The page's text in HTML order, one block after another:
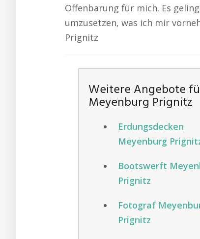
Offenbarung für mich. Es
umzusetzen, was ich mir
Prignitz
Weitere Angebote
Meyenburg Prignitz
Erdungsdecken
Meyenburg
Bootswerft
Prignitz
Fotograf
Prignitz